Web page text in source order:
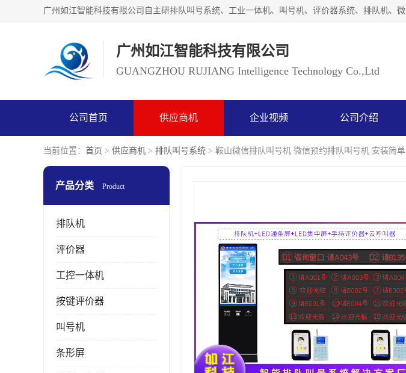
广州如江智能科技有限公司
GUANGZHOU RUJIANG Intelligence Technology Co.,Ltd
公司首页 供应商机 企业视频 公司介绍
当前位置： 首页 > 供应商机 > 排队叫号系统 > 鞍山微信排队叫号机 微信预约排队叫号机 安装简单
产品分类 Product
排队机
评价器
工控一体机
按键评价器
叫号机
条形屏